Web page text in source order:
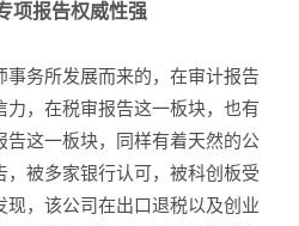
项报告权威性强
事务所发展而来的，在审计报告
，在税审报告这一板块，也有
告这一板块，同样有着天然的公
被多家银行认可，被科创板受
，该公司在出口退税以及创业